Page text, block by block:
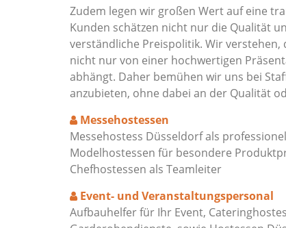
Zudem legen wir großen Wert auf eine
Kunden schätzen nicht nur die Qualität
verständliche Preispolitik. Wir
nicht nur von einer hochwertigen
abhängt. Daher bemühen wir uns bei
anzubieten, ohne dabei an der Qualität
Messehostessen
Messehostess Düsseldorf als
Modelhostessen für besondere
Chefhostessen als Teamleiter
Event- und Veranstaltungspersonal
Aufbauhelfer für Ihr Event,